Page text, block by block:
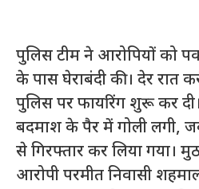
पुलिस टीम ने आरोपियों को
के पास घेराबंदी की। देर रात
पुलिस पर फायरिंग शुरू कर
बदमाश के पैर में गोली लगी,
से गिरफ्तार कर लिया गया।
आरोपी परमीत निवासी